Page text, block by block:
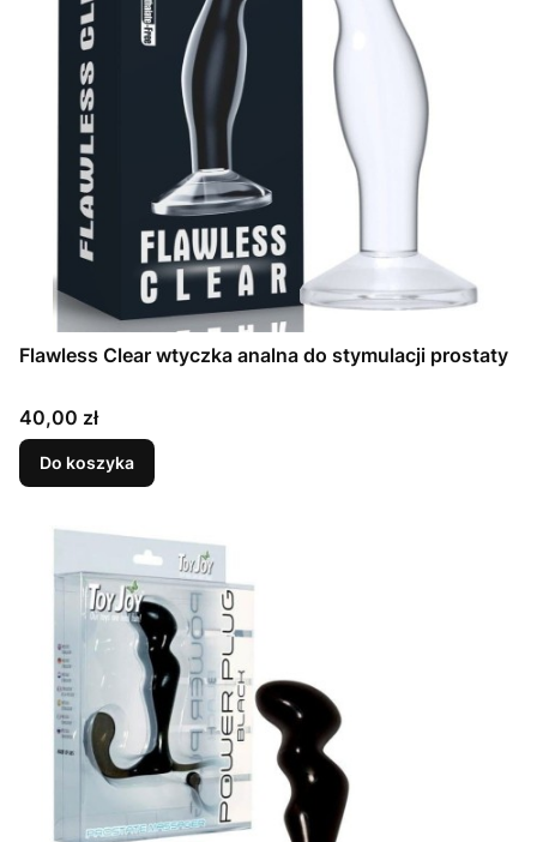
Flawless Clear wtyczka analna do stymulacji prostaty
Cena
40,00 zł
Do koszyka